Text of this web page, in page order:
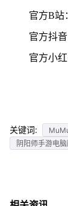
官方B站
官方抖
官方小
关键词:
阴阳师手游电脑